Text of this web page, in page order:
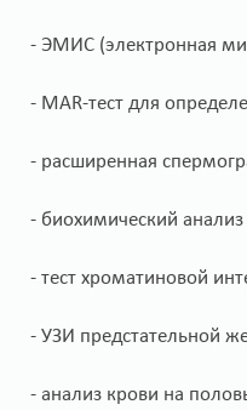
- ЭМИС (электронная
- MAR-тест для
- расширенная
- биохимический анализ
- тест хроматиновой
- УЗИ предстательной
- анализ крови на